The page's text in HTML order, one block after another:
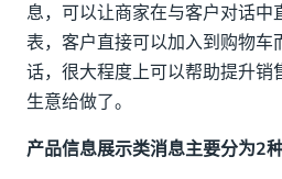
息，可以让商家在与客户对话中
表，客户直接可以加入到购物
话，很大程度上可以帮助提升销
生意给做了。
产品信息展示类消息主要分为2